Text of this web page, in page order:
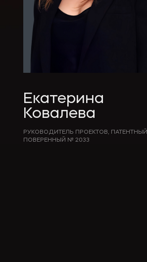
Екатерина
Ковалева
РУКОВОДИТЕЛЬ ПРОЕКТОВ, ПАТЕНТНЫЙ
ПОВЕРЕННЫЙ № 2033